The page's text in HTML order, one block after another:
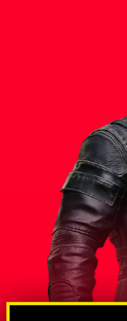
в
Агент ФРУ с
который не
секретных
выживать